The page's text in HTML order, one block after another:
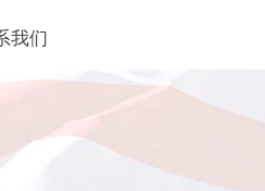
我们